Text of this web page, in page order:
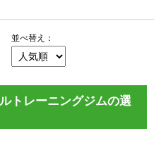
並べ替え：
トレーニングジムの選